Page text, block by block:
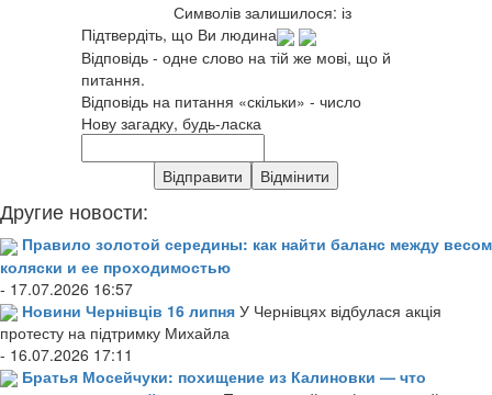
Символів залишилося: із
Підтвердіть, що Ви людина
Відповідь - одне слово на тій же мові, що й
питання.
Відповідь на питання «скільки» - число
Нову загадку, будь-ласка
Другие новости:
Правило золотой середины: как найти баланс между весом
коляски и ее проходимостью
- 17.07.2026 16:57
Новини Чернівців 16 липня У Чернівцях відбулася акція
протесту на підтримку Михайла
- 16.07.2026 17:11
Братья Мосейчуки: похищение из Калиновки — что